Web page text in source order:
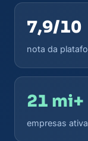
7,9/10
nota da
21 mi+
empresas